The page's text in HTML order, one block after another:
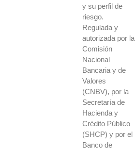
y su perfil de
riesgo.
Regulada y
autorizada por la
Comisión
Nacional
Bancaria y de
Valores
(CNBV), por la
Secretaría de
Hacienda y
Crédito Público
(SHCP) y por el
Banco de